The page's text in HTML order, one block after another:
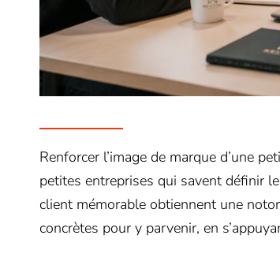
Renforcer l’image de marque d’une
petites entreprises qui savent définir
client mémorable obtiennent une
concrètes pour y parvenir, en